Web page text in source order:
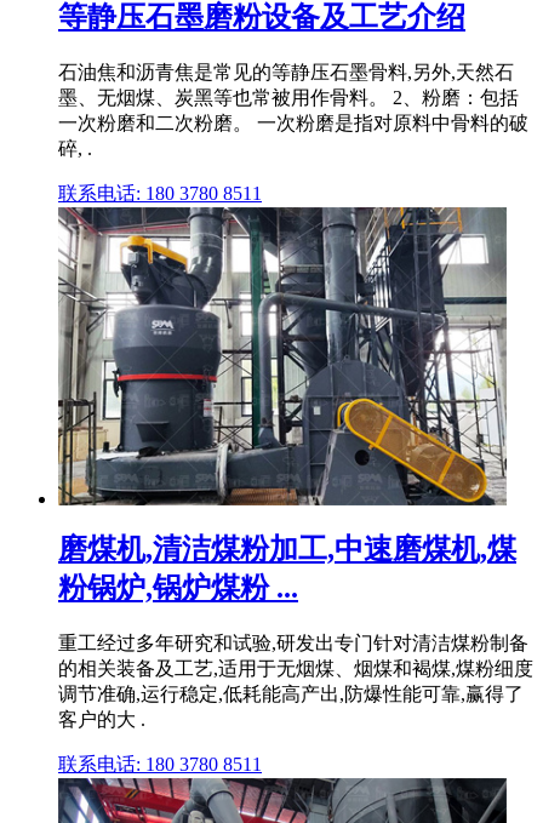
等静压石墨磨粉设备及工艺介绍
石油焦和沥青焦是常见的等静压石墨骨料,另外,天然石
墨、无烟煤、炭黑等也常被用作骨料。 2、粉磨：包括
一次粉磨和二次粉磨。 一次粉磨是指对原料中骨料的破
碎, .
联系电话: 180 3780 8511
磨煤机,清洁煤粉加工,中速磨煤机,煤
粉锅炉,锅炉煤粉 ...
重工经过多年研究和试验,研发出专门针对清洁煤粉制备
的相关装备及工艺,适用于无烟煤、烟煤和褐煤,煤粉细度
调节准确,运行稳定,低耗能高产出,防爆性能可靠,赢得了
客户的大 .
联系电话: 180 3780 8511